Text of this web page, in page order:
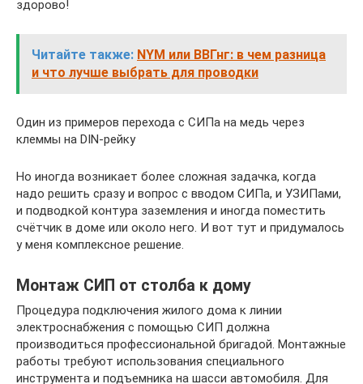
здорово!
Читайте также: NYM или ВВГнг: в чем разница
и что лучше выбрать для проводки
Один из примеров перехода с СИПа на медь через
клеммы на DIN-рейку
Но иногда возникает более сложная задачка, когда
надо решить сразу и вопрос с вводом СИПа, и УЗИПами,
и подводкой контура заземления и иногда поместить
счётчик в доме или около него. И вот тут и придумалось
у меня комплексное решение.
Монтаж СИП от столба к дому
Процедура подключения жилого дома к линии
электроснабжения с помощью СИП должна
производиться профессиональной бригадой. Монтажные
работы требуют использования специального
инструмента и подъемника на шасси автомобиля. Для